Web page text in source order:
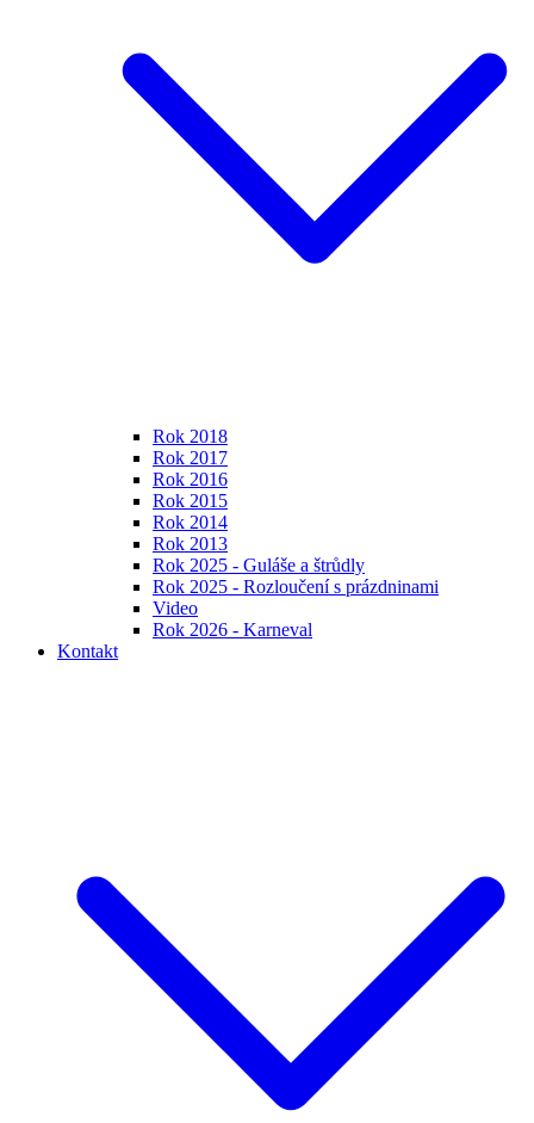
Rok 2018
Rok 2017
Rok 2016
Rok 2015
Rok 2014
Rok 2013
Rok 2025 - Guláše a štrůdly
Rok 2025 - Rozloučení s prázdninami
Video
Rok 2026 - Karneval
Kontakt